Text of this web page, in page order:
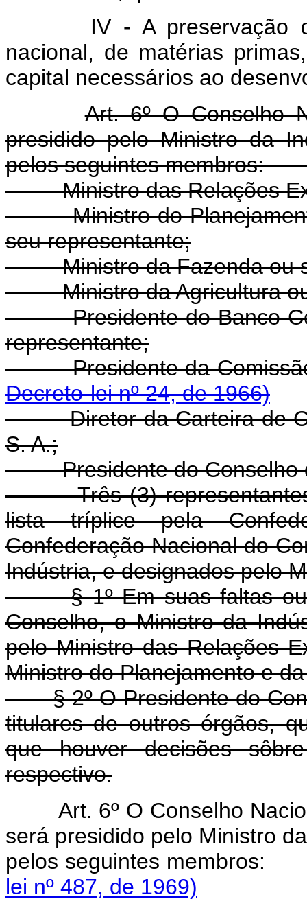
IV - A preservação do
nacional, de matérias
capital necessários ao
Art. 6º O Conselho
presidido pelo Ministro da
pelos seguintes
- Ministro das Relações
- Ministro do
seu representante;
- Ministro da Fazenda ou
- Ministro da Agricultura ou
- Presidente do Banco
representante;
- Presidente da
Decreto-lei nº 24, de 1966)
- Diretor da Carteira de
S. A.;
- Presidente do Conselho
- Três (3) representantes
lista tríplice pela
Confederação Nacional do
Indústria, e designados pelo
§ 1º Em suas faltas
Conselho, o Ministro da
pelo Ministro das Relações
Ministro do Planejamento e
§ 2º O Presidente do
titulares de outros órgãos,
que houver decisões
respectivo.
Art. 6º O Conselho
será presidido pelo Ministro
pelos seguintes
lei nº 487, de 1969)